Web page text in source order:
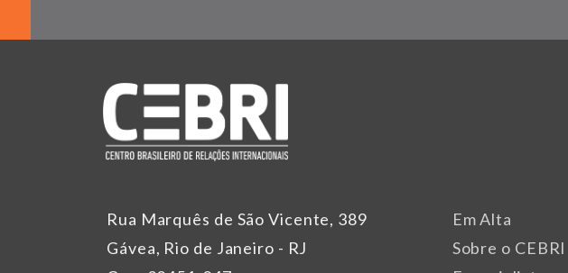
Rua Marquês de São Vicente, 389
Gávea, Rio de Janeiro - RJ
Em Alta
Sobre o CEBRI